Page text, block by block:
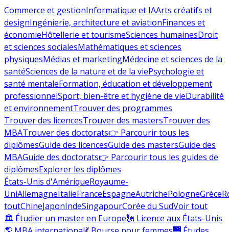
Commerce et gestionInformatique et IAArts créatifs et
designIngénierie, architecture et aviationFinances et
économieHôtellerie et tourismeSciences humainesDroit
et sciences socialesMathématiques et sciences
physiquesMédias et marketingMédecine et sciences de la
santéSciences de la nature et de la viePsychologie et
santé mentaleFormation, éducation et développement
professionnelSport, bien-être et hygiène de vieDurabilité
et environnementTrouver des programmes
Trouver des licencesTrouver des mastersTrouver des
MBATrouver des doctorats👉 Parcourir tous les
diplômesGuide des licencesGuide des mastersGuide des
MBAGuide des doctorats👉 Parcourir tous les guides de
diplômesExplorer les diplômes
États-Unis d'AmériqueRoyaume-
UniAllemagneItalieFranceEspagneAutrichePologneGrèce
toutChineJaponIndeSingapourCorée du SudVoir tout
🏛 Étudier un master en Europe🗽 Licence aux États-Unis